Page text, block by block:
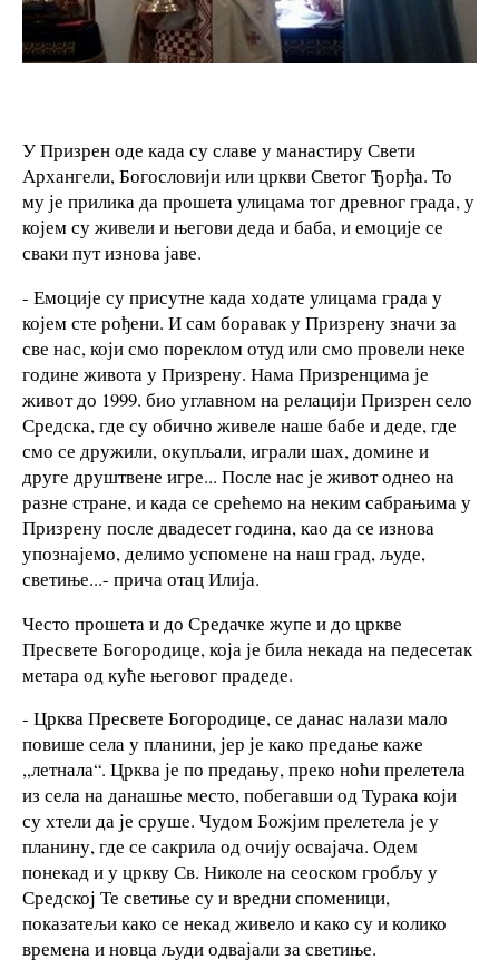
У Призрен оде када су славе у манастиру Свети
Архангели, Богословији или цркви Светог Ђорђа. То
му је прилика да прошета улицама тог древног града, у
којем су живели и његови деда и баба, и емоције се
сваки пут изнова јаве.
- Емоције су присутне када ходате улицама града у
којем сте рођени. И сам боравак у Призрену значи за
све нас, који смо пореклом отуд или смо провели неке
године живота у Призрену. Нама Призренцима је
живот до 1999. био углавном на релацији Призрен село
Средска, где су обично живеле наше бабе и деде, где
смо се дружили, окупљали, играли шах, домине и
друге друштвене игре... После нас је живот однео на
разне стране, и када се срећемо на неким сабрањима у
Призрену после двадесет година, као да се изнова
упознајемо, делимо успомене на наш град, људе,
светиње...- прича отац Илија.
Често прошета и до Средачке жупе и до цркве
Пресвете Богородице, која је била некада на педесетак
метара од куће његовог прадеде.
- Црква Пресвете Богородице, се данас налази мало
повише села у планини, јер је како предање каже
,,летнала“. Црква је по предању, преко ноћи прелетела
из села на данашње место, побегавши од Турака који
су хтели да је сруше. Чудом Божјим прелетела је у
планину, где се сакрила од очију освајача. Одем
понекад и у цркву Св. Николе на сеоском гробљу у
Средској Те светиње су и вредни споменици,
показатељи како се некад живело и како су и колико
времена и новца људи одвајали за светиње.